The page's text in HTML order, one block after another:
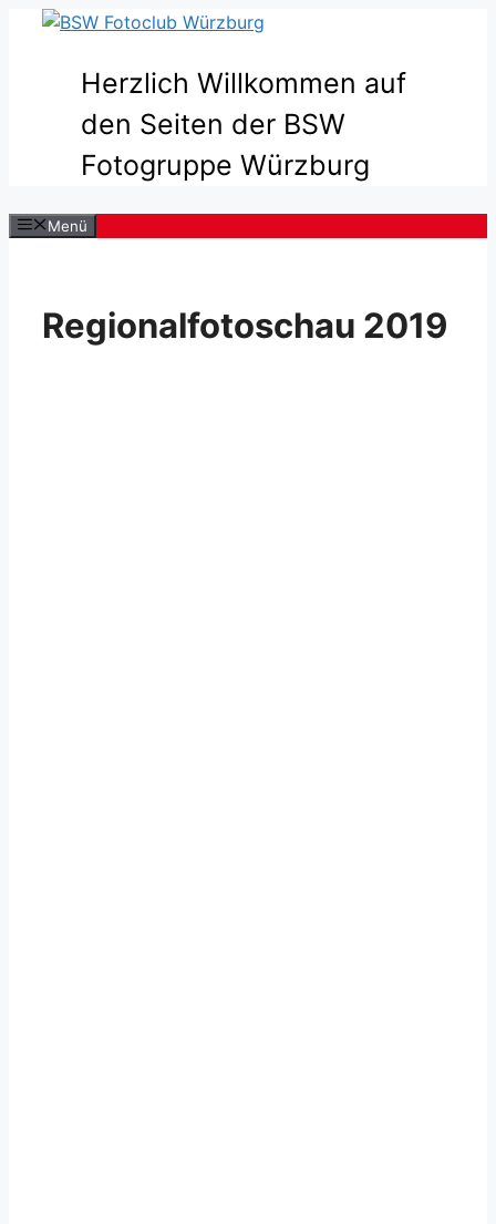
Zum
Herzlich Willkommen auf
den Seiten der BSW
Fotogruppe Würzburg
Menü
Regionalfotoschau 2019